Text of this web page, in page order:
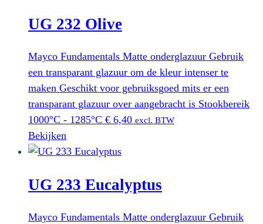
UG 232 Olive
Mayco Fundamentals Matte onderglazuur Gebruik
een transparant glazuur om de kleur intenser te
maken Geschikt voor gebruiksgoed mits er een
transparant glazuur over aangebracht is Stookbereik
1000°C - 1285°C € 6,40 excl. BTW
Bekijken
UG 233 Eucalyptus
Mayco Fundamentals Matte onderglazuur Gebruik